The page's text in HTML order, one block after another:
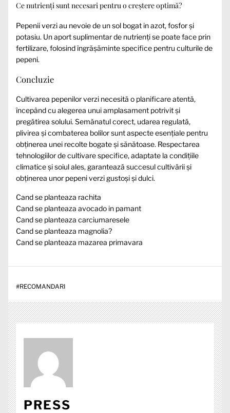
Ce nutrienți sunt necesari pentru o creștere optimă?
Pepenii verzi au nevoie de un sol bogat in azot, fosfor și
potasiu. Un aport suplimentar de nutrienți se poate face prin
fertilizare, folosind îngrășăminte specifice pentru culturile de
pepeni.
Concluzie
Cultivarea pepenilor verzi necesită o planificare atentă,
începând cu alegerea unui amplasament potrivit și
pregătirea solului. Semănatul corect, udarea regulată,
plivirea și combaterea bolilor sunt aspecte esențiale pentru
obținerea unei recolte bogate și sănătoase. Respectarea
tehnologiilor de cultivare specifice, adaptate la condițiile
climatice și soiul ales, garantează succesul cultivării și
obținerea unor pepeni verzi gustoși și dulci.
Cand se planteaza rachita
Cand se planteaza avocado in pamant
Cand se planteaza carciumaresele
Cand se planteaza magnolia?
Cand se planteaza mazarea primavara
#RECOMANDARI
PRESS